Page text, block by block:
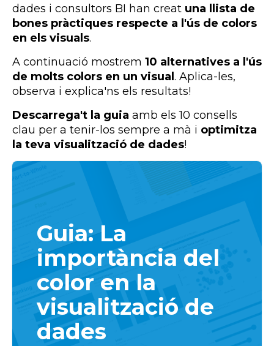
dades i consultors BI han creat una llista de
bones pràctiques respecte a l'ús de colors
en els visuals.
A continuació mostrem 10 alternatives a l'ús
de molts colors en un visual . Aplica-les,
observa i explica'ns els resultats!
Descarrega't la guia amb els 10 consells
clau per a tenir-los sempre a mà i optimitza
la teva visualització de dades!
Guia: La
importància del
color en la
visualització de
dades